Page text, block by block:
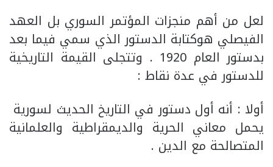
لعل من أهم منجزات المؤتمر السوري بل العهد
الفيصلي هوكتابة الدستور الذي سمي فيما بعد
بدستور العام 1920 . وتتجلى القيمة التاريخية
للدستور في عدة نقاط :
أولا : أنه أول دستور في التاريخ الحديث لسورية
يحمل معاني الحرية والديمقراطية والعلمانية
المتصالحة مع الدين .